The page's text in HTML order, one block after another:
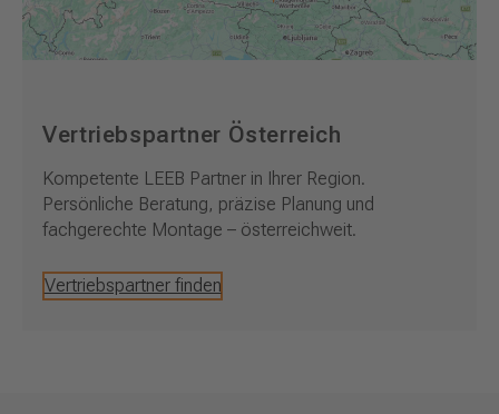
Vertriebspartner Österreich
Kompetente LEEB Partner in Ihrer Region.
Persönliche Beratung, präzise Planung und
fachgerechte Montage – österreichweit.
Vertriebspartner finden